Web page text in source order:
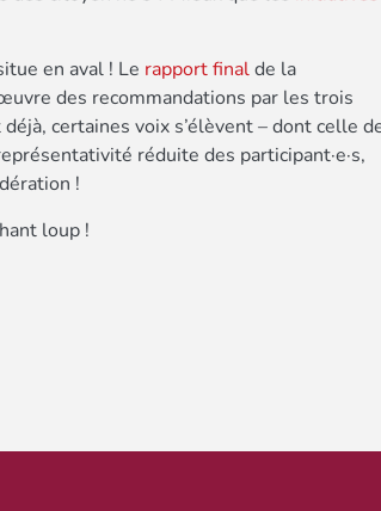
en aval ! Le rapport finalde la
des recommandations par les trois
certaines voix s’élèvent – dont celle
réduite des participant·e·s,
!
loup !